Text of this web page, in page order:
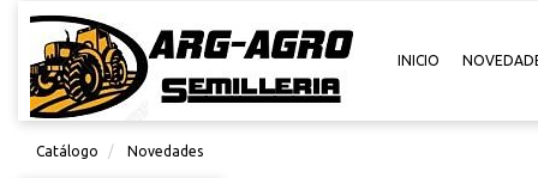
INICIO
Catálogo Novedades